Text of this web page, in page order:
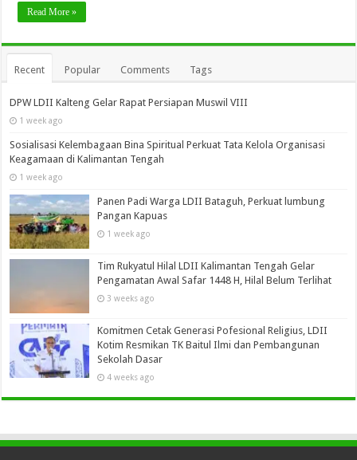
Read More »
Recent Popular Comments Tags
DPW LDII Kalteng Gelar Rapat Persiapan Muswil VIII
1 week ago
Sosialisasi Kelembagaan Bina Spiritual Perkuat Tata Kelola Organisasi
Keagamaan di Kalimantan Tengah
1 week ago
Panen Padi Warga LDII Bataguh, Perkuat lumbung
Pangan Kapuas
1 week ago
Tim Rukyatul Hilal LDII Kalimantan Tengah Gelar
Pengamatan Awal Safar 1448 H, Hilal Belum Terlihat
3 weeks ago
Komitmen Cetak Generasi Pofesional Religius, LDII
Kotim Resmikan TK Baitul Ilmi dan Pembangunan
Sekolah Dasar
4 weeks ago